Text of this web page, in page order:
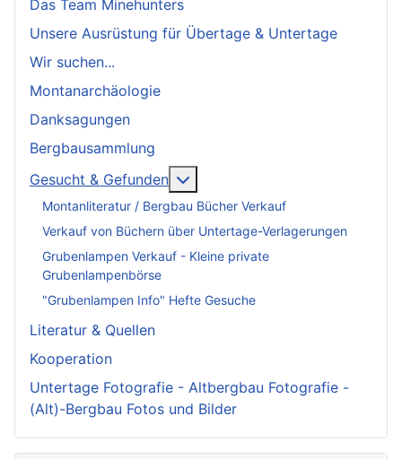
Das Team Minehunters
Unsere Ausrüstung für Übertage & Untertage
Wir suchen...
Montanarchäologie
Danksagungen
Bergbausammlung
Gesucht & Gefunden
Montanliteratur / Bergbau Bücher Verkauf
Verkauf von Büchern über Untertage-Verlagerungen
Grubenlampen Verkauf - Kleine private
Grubenlampenbörse
"Grubenlampen Info" Hefte Gesuche
Literatur & Quellen
Kooperation
Untertage Fotografie - Altbergbau Fotografie -
(Alt)-Bergbau Fotos und Bilder